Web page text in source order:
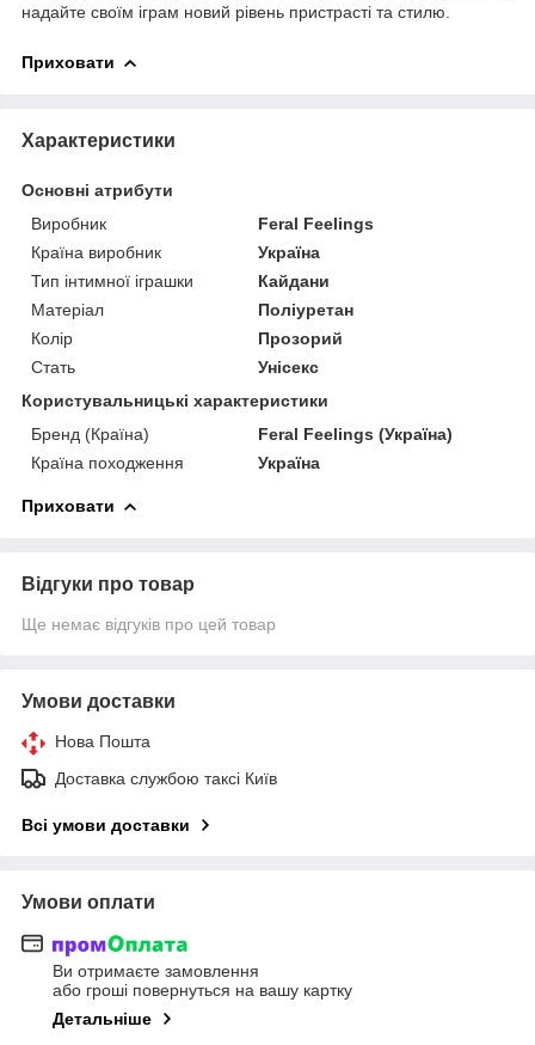
надайте своїм іграм новий рівень пристрасті та стилю.
Приховати
Характеристики
Основні атрибути
Виробник
Feral Feelings
Країна виробник
Україна
Тип інтимної іграшки
Кайдани
Матеріал
Поліуретан
Колір
Прозорий
Стать
Унісекс
Користувальницькі характеристики
Бренд (Країна)
Feral Feelings (Україна)
Країна походження
Україна
Приховати
Відгуки про товар
Ще немає відгуків про цей товар
Умови доставки
Нова Пошта
Доставка службою таксі Київ
Всі умови доставки
Умови оплати
Ви отримаєте замовлення
або гроші повернуться на вашу картку
Детальніше